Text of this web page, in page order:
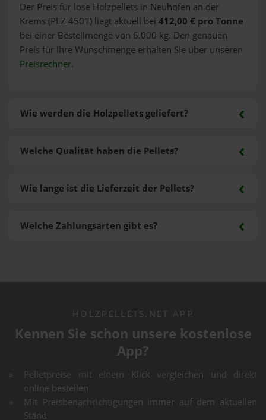
Der Preis für lose Holzpellets in Neuhofen an der
Krems (PLZ 4501) liegt aktuell bei 412,00 € pro Tonne
bei einer Bestellmenge von 6.000 kg. Den genauen
Preis für Ihre Wunschmenge erhalten Sie über unseren
Preisrechner.
Wie werden die Holzpellets geliefert?
Welche Zahlungsarten gibt es?
Welche Qualität haben die Pellets?
Wie lange ist die Lieferzeit der Pellets?
HOLZPELLETS.NET APP
Kennen Sie schon unsere kostenlose
App?
Pelletpreise mit einem Klick vergleichen und direkt
online bestellen
Mit Preisbenachrichtigungen immer auf dem aktuellen
Stand